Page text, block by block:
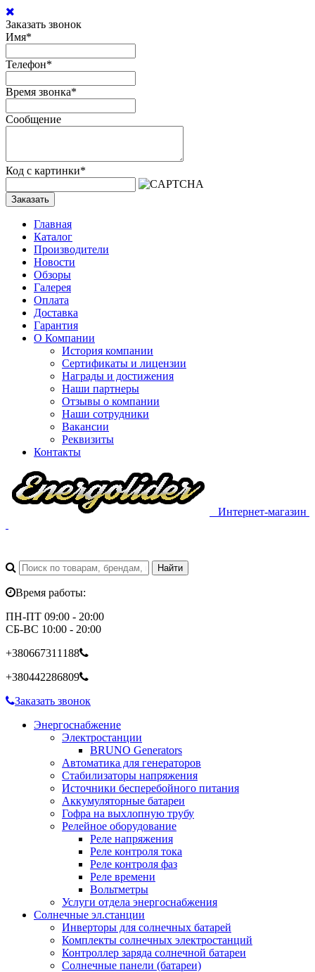
Заказать звонок
Имя*
Телефон*
Время звонка*
Сообщение
Код с картинки*
Заказать
Главная
Каталог
Производители
Новости
Обзоры
Галерея
Оплата
Доставка
Гарантия
О Компании
История компании
Сертификаты и лицензии
Награды и достижения
Наши партнеры
Отзывы о компании
Наши сотрудники
Вакансии
Реквизиты
Контакты
Интернет-магазин
Время работы:
ПН-ПТ 09:00 - 20:00
СБ-ВС 10:00 - 20:00
+380667311188
+380442286809
Заказать звонок
Энергоснабжение
Электростанции
BRUNO Generators
Автоматика для генераторов
Стабилизаторы напряжения
Источники бесперебойного питания
Аккумуляторные батареи
Гофра на выхлопную трубу
Релейное оборудование
Реле напряжения
Реле контроля тока
Реле контроля фаз
Реле времени
Вольтметры
Услуги отдела энергоснабжения
Солнечные эл.станции
Инверторы для солнечных батарей
Комплекты солнечных электростанций
Контроллер заряда солнечной батареи
Солнечные панели (батареи)